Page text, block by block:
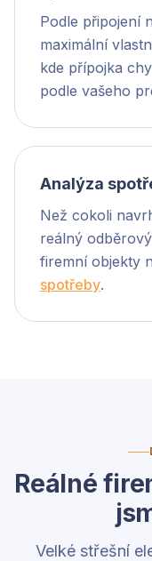
Podle připojení
maximální
kde přípojka
podle vašeho
Analýza
Než cokoli
reálný
firemní objekty
spotřeby.
Reálné
Velké střešní